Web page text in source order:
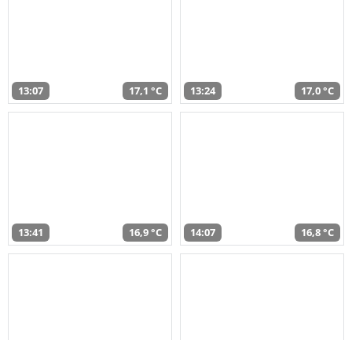
13:07 17,1 °C 13:24 17,0 °C
13:41 16,9 °C 14:07 16,8 °C